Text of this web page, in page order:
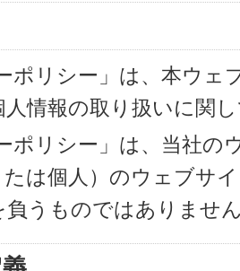
ポリシー」は、本ウェ
人情報の取り扱いに関
ポリシー」は、当社の
は個人）のウェブサ
負うものではありませ